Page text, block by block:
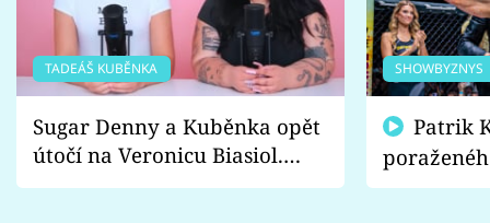
TADEÁŠ KUBĚNKA
Sugar Denny a Kuběnka opět
útočí na Veronicu Biasiol.
Proč je podle nich falešná a
SHOWBYZNYS
fanoušci